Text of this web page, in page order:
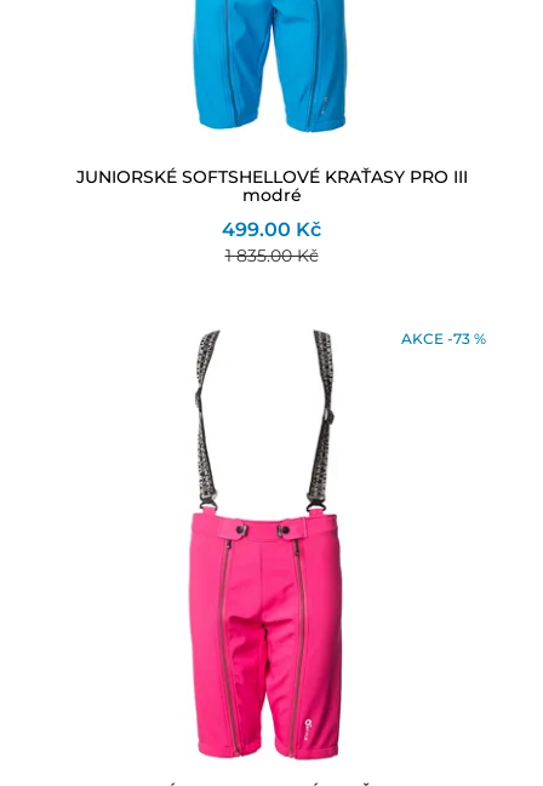
JUNIORSKÉ SOFTSHELLOVÉ KRAŤASY PRO III
modré
499.00 Kč
1 835.00 Kč
AKCE -73 %